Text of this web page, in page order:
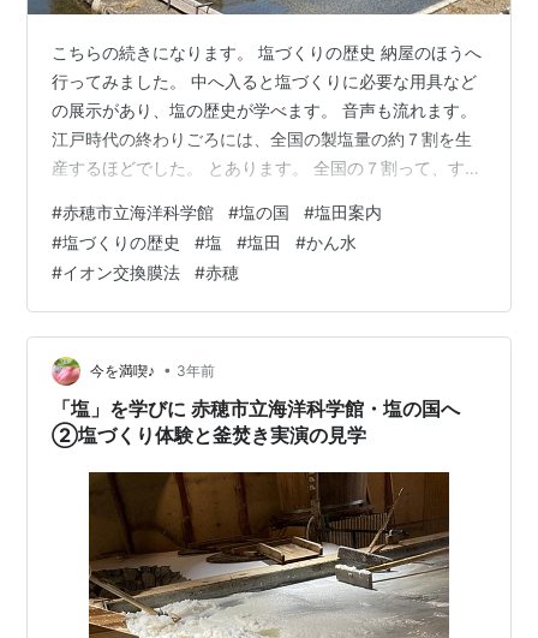
こちらの続きになります。 塩づくりの歴史 納屋のほうへ
行ってみました。 中へ入ると塩づくりに必要な用具など
の展示があり、塩の歴史が学べます。 音声も流れます。
江戸時代の終わりごろには、全国の製塩量の約７割を生
産するほどでした。 とあります。 全国の７割って、すご
#赤穂市立海洋科学館 #塩の国 #塩田案内
#塩づくりの歴史 #塩 #塩田 #かん水
#イオン交換膜法 #赤穂
今を満喫♪ • 3年前
「塩」を学びに 赤穂市立海洋科学館・塩の国へ
②塩づくり体験と釜焚き実演の見学